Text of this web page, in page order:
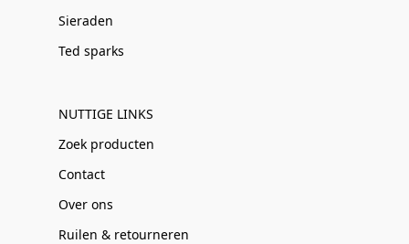
Sieraden
Ted sparks
NUTTIGE LINKS
Zoek producten
Contact
Over ons
Ruilen & retourneren